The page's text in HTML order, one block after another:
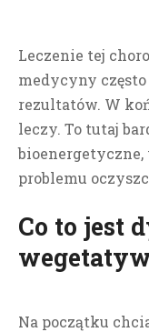
Leczenie tej
medycyny
rezultatów. W
leczy. To tutaj
problemu
Co to jest
Na początku